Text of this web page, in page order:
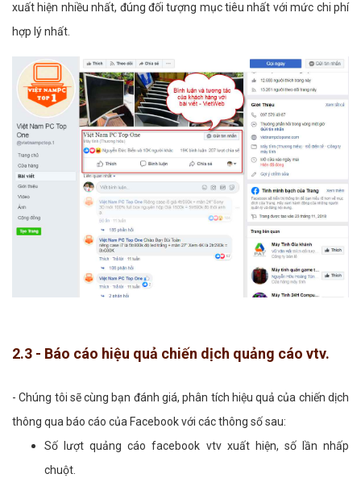
xuất hiện nhiều nhất, đúng đối tượng mục tiêu nhất với mức chi phí
hợp lý nhất.
2.3 - Báo cáo hiệu quả chiến dịch quảng cáo vtv.
- Chúng tôi sẽ cùng bạn đánh giá, phân tích hiệu quả của chiến dịch
thông qua báo cáo của Facebook với các thông số sau:
Số lượt quảng cáo facebook vtv xuất hiện, số lần nhấp
chuột.